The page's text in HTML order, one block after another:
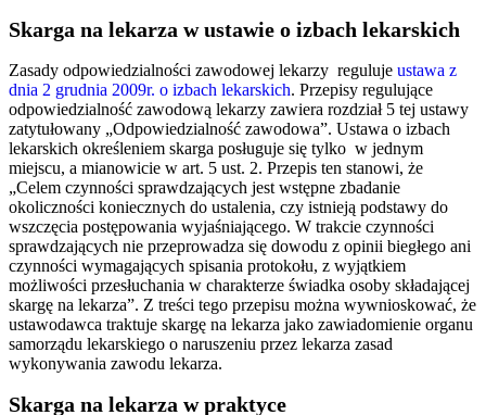
Skarga na lekarza w ustawie o izbach lekarskich
Zasady odpowiedzialności zawodowej lekarzy reguluje ustawa z
dnia 2 grudnia 2009r. o izbach lekarskich. Przepisy regulujące
odpowiedzialność zawodową lekarzy zawiera rozdział 5 tej ustawy
zatytułowany „Odpowiedzialność zawodowa”. Ustawa o izbach
lekarskich określeniem skarga posługuje się tylko w jednym
miejscu, a mianowicie w art. 5 ust. 2. Przepis ten stanowi, że
„Celem czynności sprawdzających jest wstępne zbadanie
okoliczności koniecznych do ustalenia, czy istnieją podstawy do
wszczęcia postępowania wyjaśniającego. W trakcie czynności
sprawdzających nie przeprowadza się dowodu z opinii biegłego ani
czynności wymagających spisania protokołu, z wyjątkiem
możliwości przesłuchania w charakterze świadka osoby składającej
skargę na lekarza”. Z treści tego przepisu można wywnioskować, że
ustawodawca traktuje skargę na lekarza jako zawiadomienie organu
samorządu lekarskiego o naruszeniu przez lekarza zasad
wykonywania zawodu lekarza.
Skarga na lekarza w praktyce